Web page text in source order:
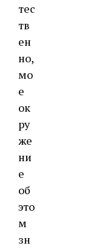
тес
тв
ен
но,
мо
е
ок
ру
же
ни
е
об
это
м
зн